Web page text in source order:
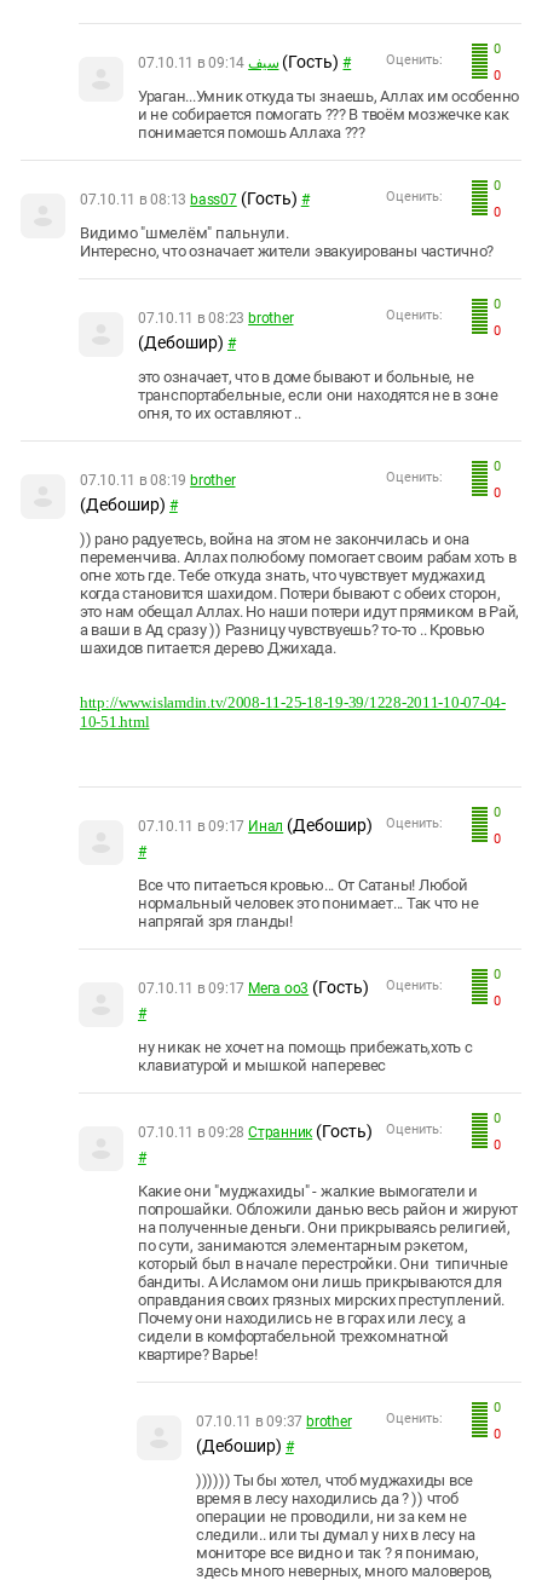
0
0
Оценить:
07.10.11 в 09:14 سيف (Гость) #
Ураган...Умник откуда ты знаешь, Аллах им особенно
и не собирается помогать ??? В твоём мозжечке как
понимается помошь Аллаха ???
0
0
Оценить:
07.10.11 в 08:13 bass07 (Гость) #
Видимо "шмелём" пальнули.
Интересно, что означает жители эвакуированы частично?
0
0
Оценить:
07.10.11 в 08:23 brother
(Дебошир) #
это означает, что в доме бывают и больные, не
транспортабельные, если они находятся не в зоне
огня, то их оставляют ..
0
0
Оценить:
07.10.11 в 08:19 brother
(Дебошир) #
)) рано радуетесь, война на этом не закончилась и она
переменчива. Аллах полюбому помогает своим рабам хоть в
огне хоть где. Тебе откуда знать, что чувствует муджахид
когда становится шахидом. Потери бывают с обеих сторон,
это нам обещал Аллах. Но наши потери идут прямиком в Рай,
а ваши в Ад сразу )) Разницу чувствуешь? то-то .. Кровью
шахидов питается дерево Джихада.
http://www.islamdin.tv/2008-11-25-18-19-39/1228-2011-10-07-04-
10-51.html
0
0
Оценить:
07.10.11 в 09:17 Инал (Дебошир)
#
Все что питаеться кровью... От Сатаны! Любой
нормальный человек это понимает... Так что не
напрягай зря гланды!
0
0
Оценить:
07.10.11 в 09:17 Мега оо3 (Гость)
#
ну никак не хочет на помощь прибежать,хоть с
клавиатурой и мышкой наперевес
0
0
Оценить:
07.10.11 в 09:28 Странник (Гость)
#
Какие они "муджахиды" - жалкие вымогатели и
попрошайки. Обложили данью весь район и жируют
на полученные деньги. Они прикрываясь религией,
по сути, занимаются элементарным рэкетом,
который был в начале перестройки. Они типичные
бандиты. А Исламом они лишь прикрываются для
оправдания своих грязных мирских преступлений.
Почему они находились не в горах или лесу, а
сидели в комфортабельной трехкомнатной
квартире? Варье!
0
0
Оценить:
07.10.11 в 09:37 brother
(Дебошир) #
)))))) Ты бы хотел, чтоб муджахиды все
время в лесу находились да ? )) чтоб
операции не проводили, ни за кем не
следили.. или ты думал у них в лесу на
мониторе все видно и так ? я понимаю,
здесь много неверных, много маловеров,